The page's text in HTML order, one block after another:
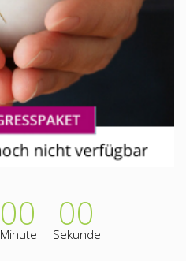
00
Minute 00
Sekunde